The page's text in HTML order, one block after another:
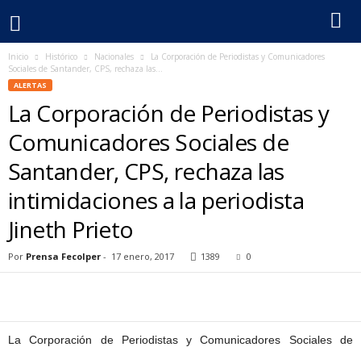
e
Inicio Histórico Nacionales
La Corporación de Periodistas y Comunicadores
Sociales de Santander, CPS, rechaza las...
ALERTAS
La Corporación de Periodistas y
Comunicadores Sociales de
Santander, CPS, rechaza las
intimidaciones a la periodista
Jineth Prieto
Por Prensa Fecolper - 17 enero, 2017 1389 0
La Corporación de Periodistas y Comunicadores Sociales de